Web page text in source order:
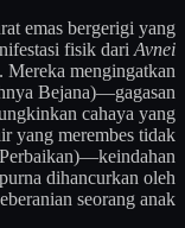
emas bergerigi yang
fisik dariAvnei
mengingatkan
Bejana)—gagasan
cahaya yang
yang merembes tidak
dihancurkan oleh
seorang anak.